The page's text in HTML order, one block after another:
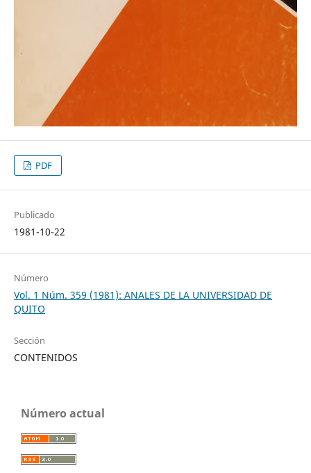
PDF
Publicado
1981-10-22
Número
Vol. 1 Núm. 359 (1981): ANALES DE LA UNIVERSIDAD DE
QUITO
Sección
CONTENIDOS
Número actual